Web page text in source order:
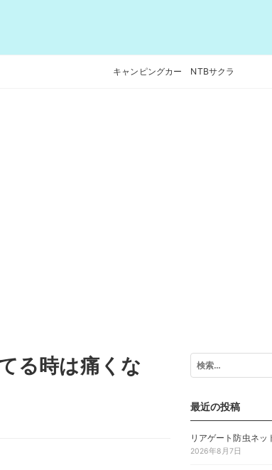
キャンピングカー NTBサクラ
る時は痛くな
索:
最近の投稿
リアゲート防虫ネッ
2026年8月7日